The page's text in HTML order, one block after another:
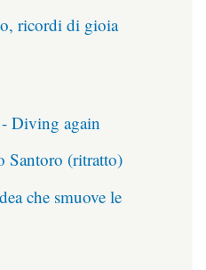
ricordi di gioia
Diving again
Santoro (ritratto)
che smuove le